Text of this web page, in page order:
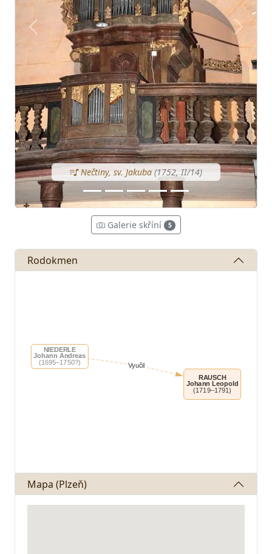
Nečtiny, sv. Jakuba (1752, II/14)
Předchozí Další
Galerie skříní 5
Rodokmen
Mapa (Plzeň)